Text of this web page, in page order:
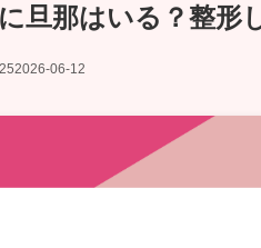
旦那はいる？整形
2026-06-12